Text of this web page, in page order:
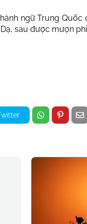
hành ngữ Trung Quốc
sau được mượn